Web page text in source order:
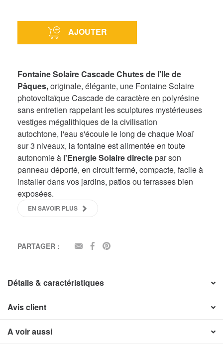
AJOUTER
Fontaine Solaire Cascade Chutes de l'Ile de
Pâques,originale, élégante, une Fontaine Solaire
photovoltaïque Cascade de caractère en polyrésine
sans entretien rappelant les sculptures mystérieuses
vestiges mégalithiques de la civilisation
autochtone, l'eau s'écoule le long de chaque Moaï
sur 3 niveaux, la fontaine est alimentée en toute
autonomie à l'Energie Solaire directepar son
panneau déporté, en circuit fermé, compacte, facile à
installer dans vos jardins, patios ou terrasses bien
exposées.
EN SAVOIR PLUS
PARTAGER : EMAILFACEBOOK
Détails & caractéristiques
Avis client
A voir aussi